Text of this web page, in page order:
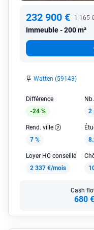
232 900 € 1 165
Immeuble 200 m²
Watten (59143)
Différence
-24 %
2
Rend. ville
7 %
Loyer HC conseillé
2 337 €/mois
Cash
680 €